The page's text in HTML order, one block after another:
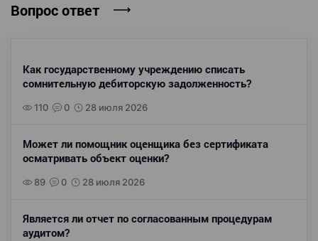
Вопрос ответ
Как государственному учреждению списать
сомнительную дебиторскую задолженность?
110 0 28 июля 2026
Может ли помощник оценщика без сертификата
осматривать объект оценки?
89 0 28 июля 2026
Является ли отчет по согласованным процедурам
аудитом?